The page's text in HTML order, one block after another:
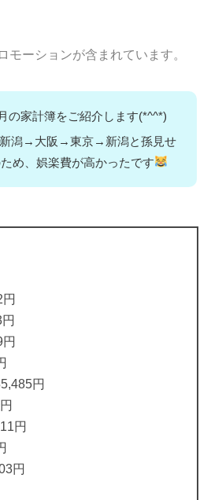
モーションが含まれています。
の家計簿をご紹介します(*^^*)
新潟→大阪→東京→新潟と孫見せ
め、娯楽費が高かったです
円
円
円